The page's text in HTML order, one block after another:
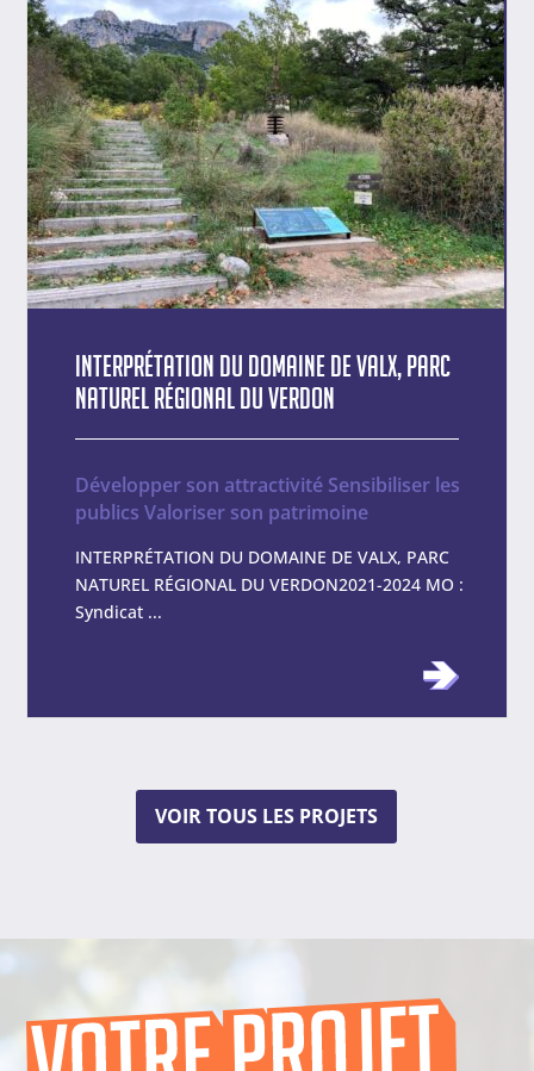
Interprétation du Domaine de Valx, Parc
naturel régional du Verdon
Développer son attractivité Sensibiliser les
publics Valoriser son patrimoine
INTERPRÉTATION DU DOMAINE DE VALX, PARC
NATUREL RÉGIONAL DU VERDON2021-2024 MO :
Syndicat ...
VOIR TOUS LES PROJETS